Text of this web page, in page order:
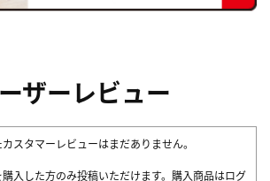
ザーレビュー
スタマーレビューはまだありません。
入した方のみ投稿いただけます。購入商品はログ